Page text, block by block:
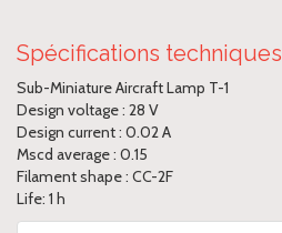
Spécifications techniques
Sub-Miniature Aircraft Lamp T-1
Design voltage : 28 V
Design current : 0.02 A
Mscd average : 0.15
Filament shape : CC-2F
Life: 1 h